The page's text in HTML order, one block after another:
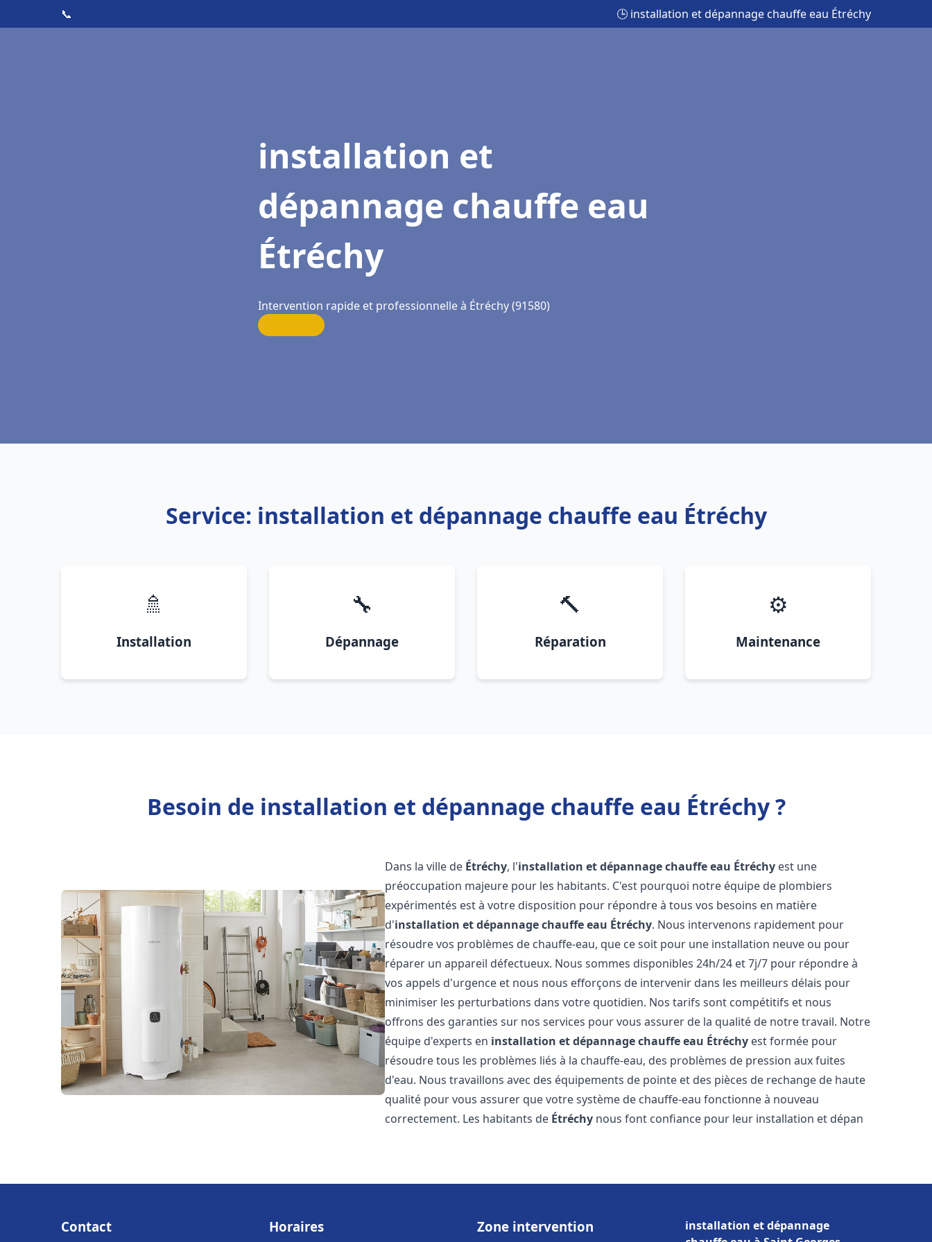
📞 🕒 installation et dépannage chauffe eau Étréchy
installation et
dépannage chauffe eau
Étréchy
Intervention rapide et professionnelle à Étréchy (91580)
Service: installation et dépannage chauffe eau Étréchy
🚿
Installation
🔧
Dépannage
🔨
Réparation
⚙️
Maintenance
Besoin de installation et dépannage chauffe eau Étréchy ?
Dans la ville de Étréchy, l'installation et dépannage chauffe eau Étréchy est une
préoccupation majeure pour les habitants. C'est pourquoi notre équipe de plombiers
expérimentés est à votre disposition pour répondre à tous vos besoins en matière
d'installation et dépannage chauffe eau Étréchy. Nous intervenons rapidement pour
résoudre vos problèmes de chauffe-eau, que ce soit pour une installation neuve ou pour
réparer un appareil défectueux. Nous sommes disponibles 24h/24 et 7j/7 pour répondre à
vos appels d'urgence et nous nous efforçons de intervenir dans les meilleurs délais pour
minimiser les perturbations dans votre quotidien. Nos tarifs sont compétitifs et nous
offrons des garanties sur nos services pour vous assurer de la qualité de notre travail. Notre
équipe d'experts en installation et dépannage chauffe eau Étréchy est formée pour
résoudre tous les problèmes liés à la chauffe-eau, des problèmes de pression aux fuites
d'eau. Nous travaillons avec des équipements de pointe et des pièces de rechange de haute
qualité pour vous assurer que votre système de chauffe-eau fonctionne à nouveau
correctement. Les habitants de Étréchy nous font confiance pour leur installation et dépan
Contact Horaires Zone intervention
installation et dépannage